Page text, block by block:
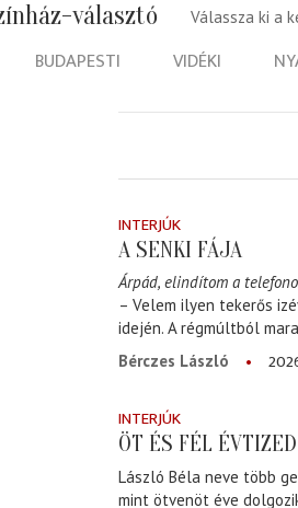
választó Válassza ki a
BUDAPESTI VIDÉKI
INTERJÚK
A SENKI FÁJA
Árpád, elindítom a
– Velem ilyen tekerős
idején. A régmúltból
Bérczes László
INTERJÚK
ÖT ÉS FÉL
László Béla neve több
mint ötvenöt éve